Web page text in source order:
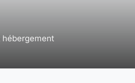
hébergement